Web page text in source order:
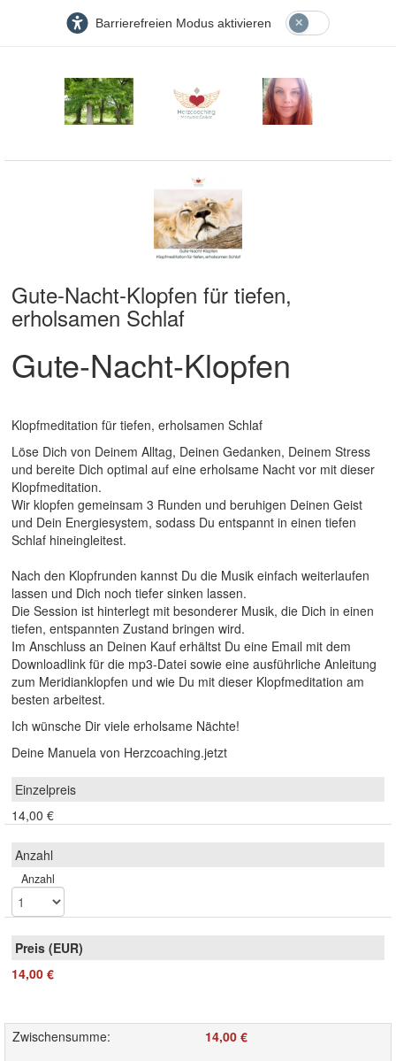
Barrierefreien Modus aktivieren
Gute-Nacht-Klopfen für tiefen,
erholsamen Schlaf
Gute-Nacht-Klopfen
Klopfmeditation für tiefen, erholsamen Schlaf
Löse Dich von Deinem Alltag, Deinen Gedanken, Deinem Stress
und bereite Dich optimal auf eine erholsame Nacht vor mit dieser
Klopfmeditation.
Wir klopfen gemeinsam 3 Runden und beruhigen Deinen Geist
und Dein Energiesystem, sodass Du entspannt in einen tiefen
Schlaf hineingleitest.
Nach den Klopfrunden kannst Du die Musik einfach weiterlaufen
lassen und Dich noch tiefer sinken lassen.
Die Session ist hinterlegt mit besonderer Musik, die Dich in einen
tiefen, entspannten Zustand bringen wird.
Im Anschluss an Deinen Kauf erhältst Du eine Email mit dem
Downloadlink für die mp3-Datei sowie eine ausführliche Anleitung
zum Meridianklopfen und wie Du mit dieser Klopfmeditation am
besten arbeitest.
Ich wünsche Dir viele erholsame Nächte!
Deine Manuela von Herzcoaching.jetzt
14,00 €
Anzahl
14,00 €
Zwischensumme: 14,00 €